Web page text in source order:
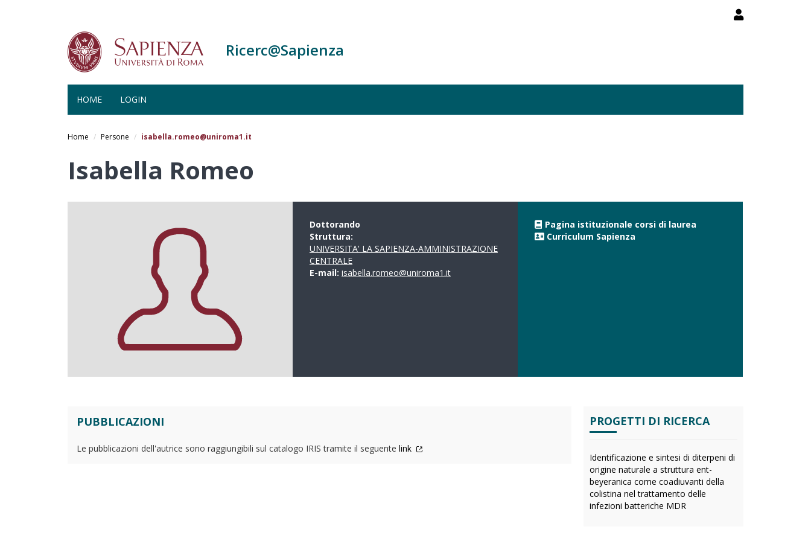
Ricerc@Sapienza
HOME LOGIN
Home Persone isabella.romeo@uniroma1.it
Isabella Romeo
Dottorando
Struttura:
UNIVERSITA' LA SAPIENZA-AMMINISTRAZIONE
CENTRALE
E-mail: isabella.romeo@uniroma1.it
Pagina istituzionale corsi di laurea
Curriculum Sapienza
PUBBLICAZIONI
Le pubblicazioni dell'autrice sono raggiungibili sul catalogo IRIS tramite il seguente link
PROGETTI DI RICERCA
Identificazione e sintesi di diterpeni di
origine naturale a struttura ent-
beyeranica come coadiuvanti della
colistina nel trattamento delle
infezioni batteriche MDR